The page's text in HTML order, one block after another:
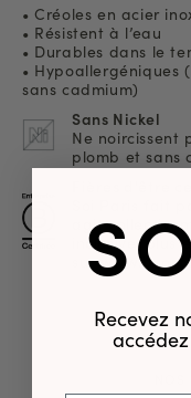
• Créoles en acier
• Résistent à l’eau
• Durables dans le
• Hypoallergéniques
sans cadmium)
Sans Nickel
Ne noircissent
plomb et sans
Soi Paris fait
agit
inclusive,
sur
Recevez